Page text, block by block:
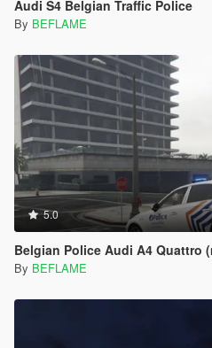
Audi S4 Belgian Traffic Police
By BEFLAME
5.0
Belgian Police Audi A4 Quattro
By BEFLAME